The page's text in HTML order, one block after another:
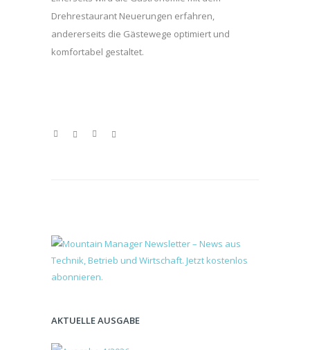
Drehrestaurant Neuerungen erfahren,
andererseits die Gästewege optimiert und
komfortabel gestaltet.
AKTUELLE AUSGABE